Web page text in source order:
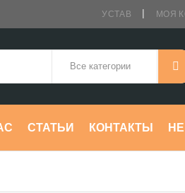
УСТАВ МОЯ
СТАТЬИ КОНТАКТЫ HE